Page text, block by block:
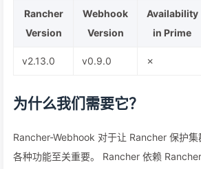
Rancher
Version
Webhook
Version
Availability
in Prime
v2.13.0 v0.9.0 ✗
为什么我们需要它？
Rancher-Webhook 对于让 Rancher 保护
各种功能至关重要。 Rancher 依赖